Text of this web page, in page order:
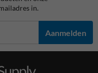
in.
Aanmelden